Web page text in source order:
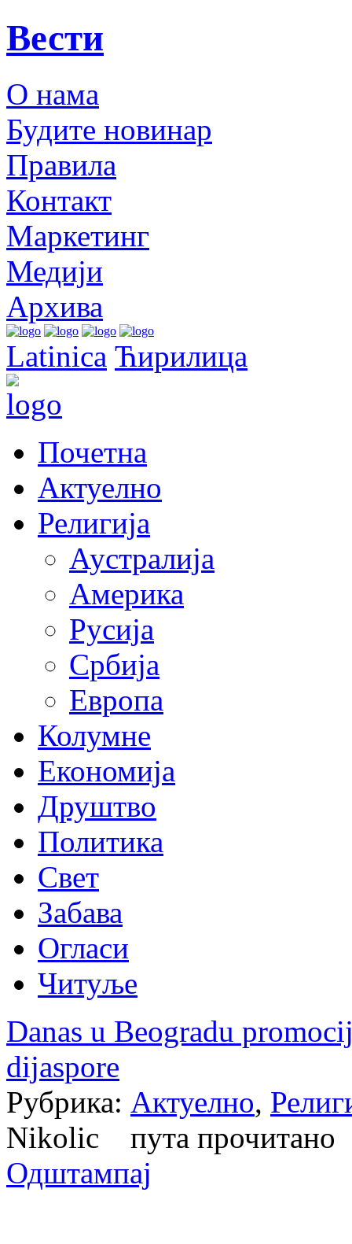
Вести
О нама
Будите новинар
Правила
Контакт
Маркетинг
Медији
Архива
Latinica Ћирилица
Почетна
Актуелно
Религија
Аустралија
Америка
Русија
Србија
Европа
Колумне
Економија
Друштво
Политика
Свет
Забава
Огласи
Читуље
Danas u Beogradu
dijaspore
Рубрика: Актуелно,
Nikolic пута
Одштампај